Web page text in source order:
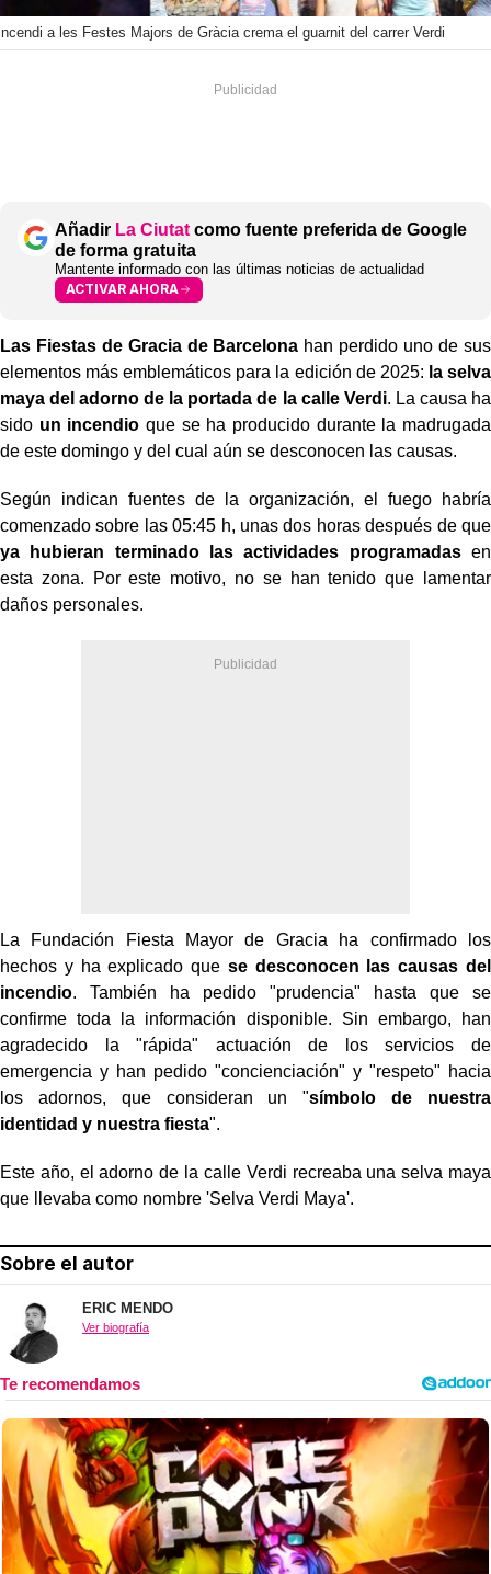
a les Festes Majors de Gràcia crema el guarnit del carrer Verdi
Añadir La Ciutat como fuente preferida de Google
de forma gratuita
Mantente informado con las últimas noticias de actualidad
ACTIVAR AHORA
Las Fiestas de Gracia de Barcelona han perdido uno de sus
elementos más emblemáticos para la edición de 2025: la selva
maya del adorno de la portada de la calle Verdi. La causa ha
sido un incendio que se ha producido durante la madrugada
de este domingo y del cual aún se desconocen las causas.
Según indican fuentes de la organización, el fuego habría
comenzado sobre las 05:45 h, unas dos horas después de que
ya hubieran terminado las actividades programadasen
esta zona. Por este motivo, no se han tenido que lamentar
daños personales.
La Fundación Fiesta Mayor de Gracia ha confirmado los
hechos y ha explicado que se desconocen las causas del
incendio. También ha pedido "prudencia" hasta que se
confirme toda la información disponible. Sin embargo, han
agradecido la "rápida" actuación de los servicios de
emergencia y han pedido "concienciación" y "respeto" hacia
los adornos, que consideran un "símbolo de nuestra
identidad y nuestra fiesta".
Este año, el adorno de la calle Verdi recreaba una selva maya
que llevaba como nombre 'Selva Verdi Maya'.
Sobre el autor
ERIC MENDO
Ver biografía